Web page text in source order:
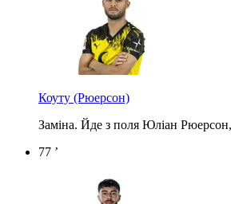
Коуту (Рюерсон)
Заміна. Йде з поля Юліан
77 ’